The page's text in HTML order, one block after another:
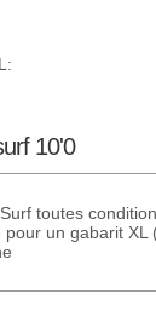
10'0
toutes
pour un gabarit XL